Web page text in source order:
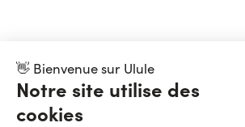
👋 Bienvenue sur Ulule
Notre site utilise des
cookies